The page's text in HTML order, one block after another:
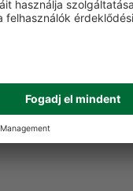
Legyen Ön az